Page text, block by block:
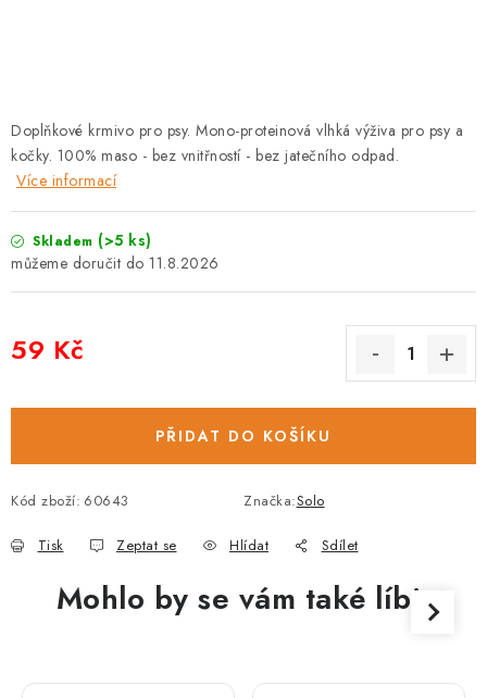
Podmínky ochrany osobních údajů
Zásady použivání souboru cookies
FAQ
Doplňkové krmivo pro psy. Mono-proteinová vlhká výživa pro psy a
kočky. 100% maso - bez vnitřností - bez jatečního odpad.
Více informací
Skladem (>5 ks)
11.8.2026
59 Kč
PŘIDAT DO KOŠÍKU
Kód zboží: 60643 Značka:Solo
Tisk Zeptat se Hlídat Sdílet
Mohlo by se vám také líbit